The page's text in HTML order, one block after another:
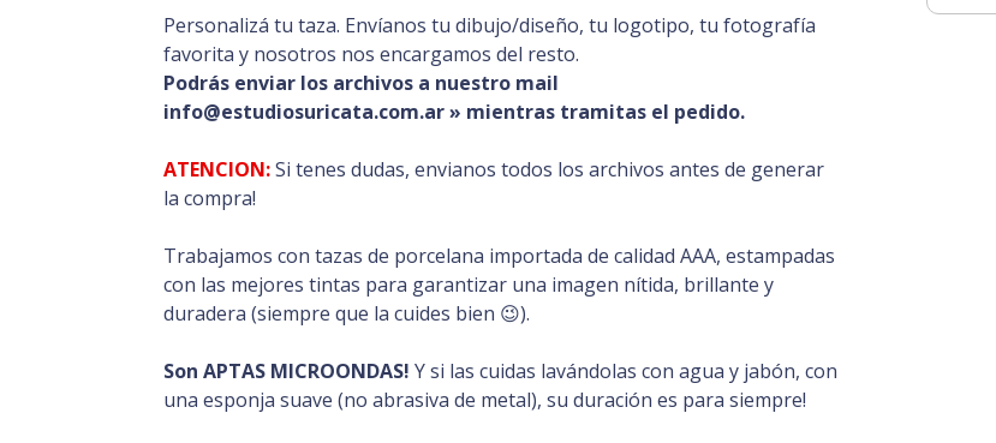
Personalizá tu taza. Envíanos tu dibujo/diseño, tu logotipo, tu fotografía
favorita y nosotros nos encargamos del resto.
Podrás enviar los archivos a nuestro mail
info@estudiosuricata.com.ar » mientras tramitas el pedido.
ATENCION:Si tenes dudas, envianos todos los archivos antes de generar
la compra!
Trabajamos con tazas de porcelana importada de calidad AAA, estampadas
con las mejores tintas para garantizar una imagen nítida, brillante y
duradera (siempre que la cuides bien 😉).
Son APTAS MICROONDAS! Y si las cuidas lavándolas con agua y jabón, con
una esponja suave (no abrasiva de metal), su duración es para siempre!